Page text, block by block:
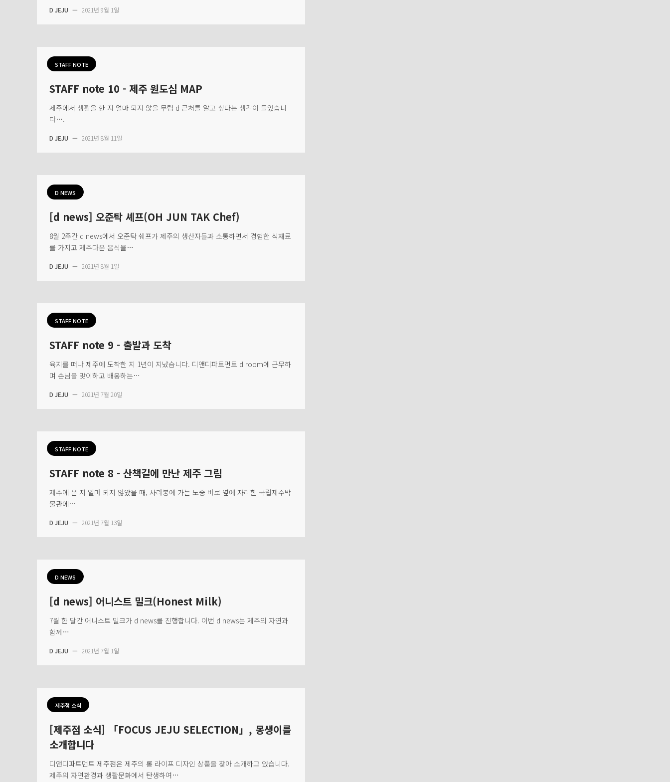
D JEJU — 2021년 9월 1일
STAFF NOTE
STAFF note 10 - 제주 원도심 MAP
제주에서 생활을 한 지 얼마 되지 않을 무렵 d 근처를 알고 싶다는 생각이 들었습니
다….
D JEJU — 2021년 8월 11일
D NEWS
[d news] 오준탁 셰프(OH JUN TAK Chef)
8월 2주간 d news에서 오준탁 쉐프가 제주의 생산자들과 소통하면서 경험한 식재료
를 가지고 제주다운 음식을…
D JEJU — 2021년 8월 1일
STAFF NOTE
STAFF note 9 - 출발과 도착
육지를 떠나 제주에 도착한 지 1년이 지났습니다. 디앤디파트먼트 d room에 근무하
며 손님을 맞이하고 배웅하는…
D JEJU — 2021년 7월 20일
STAFF NOTE
STAFF note 8 - 산책길에 만난 제주 그림
제주에 온 지 얼마 되지 않았을 때, 사라봉에 가는 도중 바로 옆에 자리한 국립제주박
물관에…
D JEJU — 2021년 7월 13일
D NEWS
[d news] 어니스트 밀크(Honest Milk)
7월 한 달간 어니스트 밀크가 d news를 진행합니다. 이번 d news는 제주의 자연과
함께…
D JEJU — 2021년 7월 1일
제주점 소식
[제주점 소식] 「FOCUS JEJU SELECTION」, 몽생이를
소개합니다
디앤디파트먼트 제주점은 제주의 롱 라이프 디자인 상품을 찾아 소개하고 있습니다.
제주의 자연환경과 생활문화에서 탄생하여…